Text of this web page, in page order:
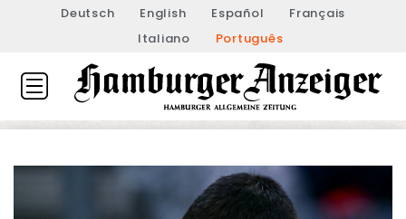
Deutsch English Español
Français
Italiano
Português